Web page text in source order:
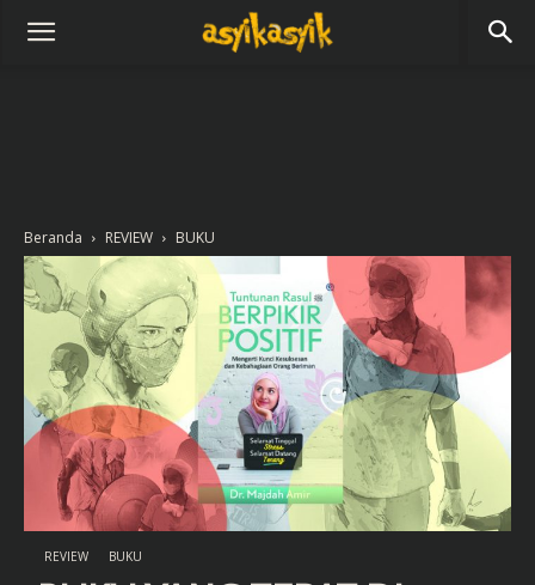
Beranda REVIEW BUKU
REVIEW BUKU